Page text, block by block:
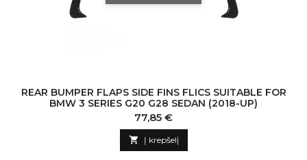
REAR BUMPER FLAPS SIDE FINS FLICS SUITABLE FOR
BMW 3 SERIES G20 G28 SEDAN (2018-UP)
Kaina
77,85 €
 Į krepšelį